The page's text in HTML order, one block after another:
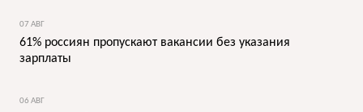
07 АВГ
61% россиян пропускают вакансии без указания
зарплаты
06 АВГ